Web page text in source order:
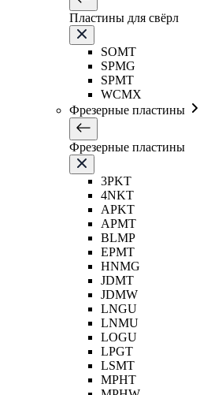
Пластины для свёрл
SOMT
SPMG
SPMT
WCMX
Фрезерные пластины
Фрезерные пластины
3PKT
4NKT
APKT
APMT
BLMP
EPMT
HNMG
JDMT
JDMW
LNGU
LNMU
LOGU
LPGT
LSMT
MPHT